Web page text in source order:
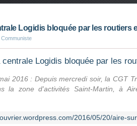
Logidis bloquée par les routiers
Communiste
Logidis bloquée par les
2016 : Depuis mercredi soir, la CGT
la zone d'activités Saint-Martin, à